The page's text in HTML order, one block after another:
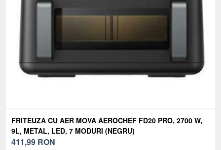
FRITEUZA CU AER MOVA AEROCHEF FD20 PRO, 2700 W,
9L, METAL, LED, 7 MODURI (NEGRU)
411,99 RON